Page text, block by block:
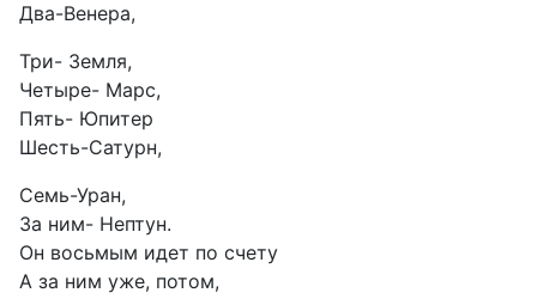
Два-Венера,
Три- Земля,
Четыре- Марс,
Пять- Юпитер
Шесть-Сатурн,
Семь-Уран,
За ним- Нептун.
Он восьмым идет по счету
А за ним уже, потом,